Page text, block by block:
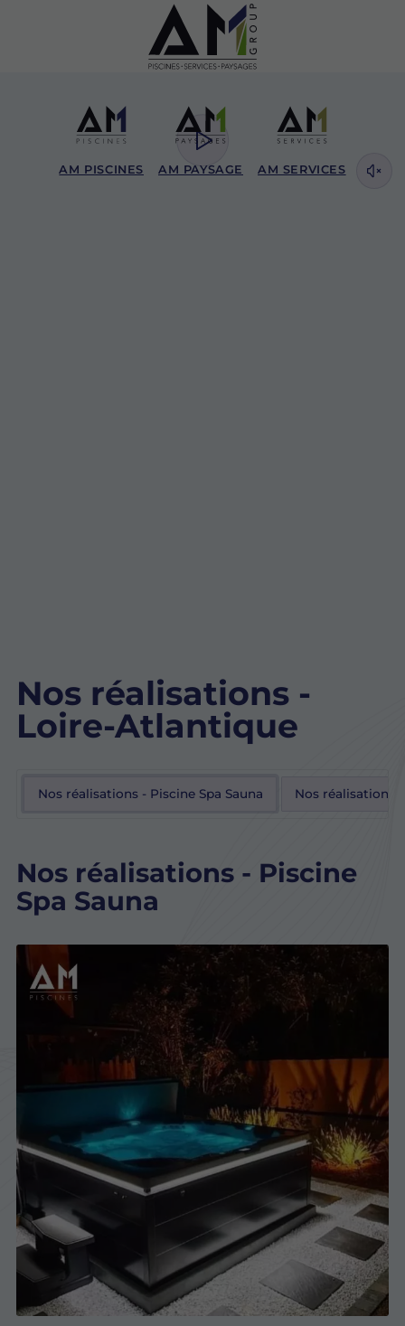
AM PISCINES AM PAYSAGE AM SERVICES
Nos réalisations -
Loire-Atlantique
Nos réalisations - Piscine Spa Sauna Nos réalisations
Nos réalisations - Piscine
Spa Sauna